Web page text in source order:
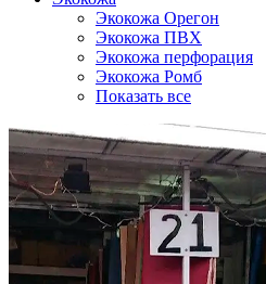
Экокожа Орегон
Экокожа ПВХ
Экокожа перфорация
Экокожа Ромб
Показать все